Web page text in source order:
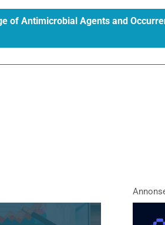
of Antimicrobial Agents and